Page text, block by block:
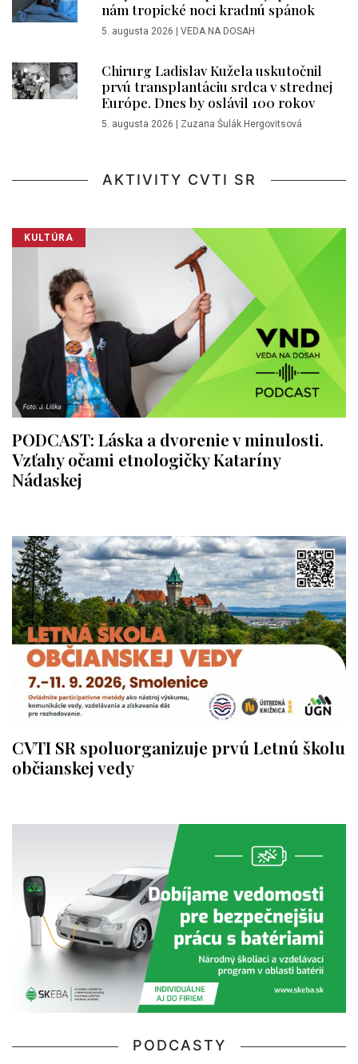
nám tropické noci kradnú spánok
5. augusta 2026 | VEDA NA DOSAH
Chirurg Ladislav Kužela uskutočnil
prvú transplantáciu srdca v strednej
Európe. Dnes by oslávil 100 rokov
5. augusta 2026 | Zuzana Šulák Hergovitsová
AKTIVITY CVTI SR
KULTÚRA
PODCAST: Láska a dvorenie v minulosti.
Vzťahy očami etnologičky Kataríny
Nádaskej
CVTI SR spoluorganizuje prvú Letnú školu
občianskej vedy
PODCASTY